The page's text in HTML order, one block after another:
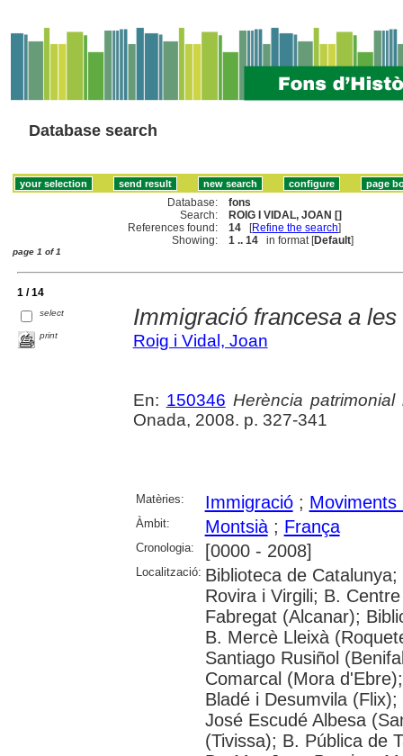
Database search
Database:
fons
Search:
ROIG I VIDAL, JOAN []
References found:
14 [Refine the search]
Showing:
1 .. 14 in format [Default]
page 1 of 1
1 / 14
select
print
Immigració francesa a
Roig i Vidal, Joan
En: 150346 Herència
Onada, 2008. p. 327-341
Matèries: Immigració; Moviments
Àmbit: Montsià; França
Cronologia: [0000 - 2008]
Localització: Biblioteca de
Rovira i Virgili; B.
Fabregat (Alcanar);
B. Mercè Lleixà
Santiago Rusiñol
Comarcal (Mora
Bladé i Desumvila
José Escudé Albesa
(Tivissa); B. Pública de